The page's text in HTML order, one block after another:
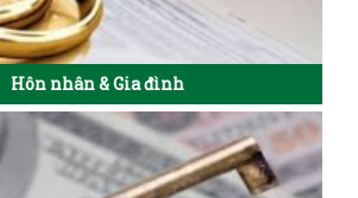
Hôn nhân & Gia đình